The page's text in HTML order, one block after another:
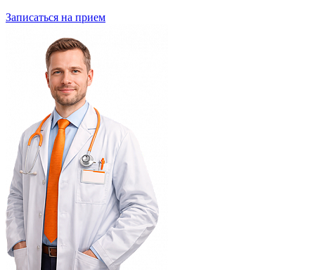
Записаться на прием